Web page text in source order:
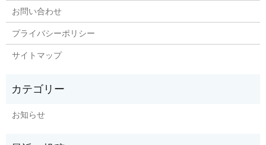
お問い合わせ
プライバシーポリシー
サイトマップ
お知らせ